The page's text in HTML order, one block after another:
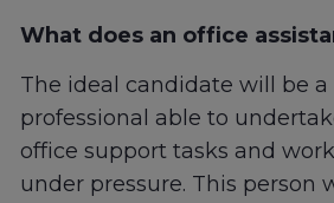
What does an office
The ideal candidate will be
professional able to
office support tasks and
under pressure. This person